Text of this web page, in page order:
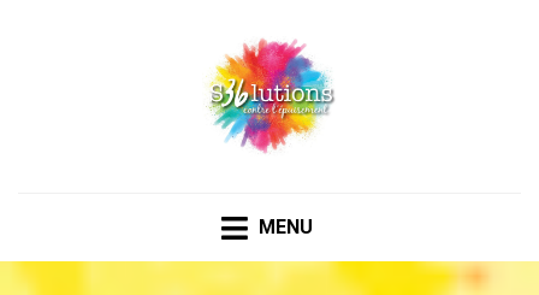
L'ÉPUISEMENT
MENU